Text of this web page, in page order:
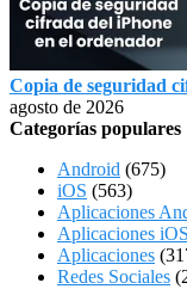
Copia de seguridad
agosto de 2026
Categorías populares
Android (675)
iOS (563)
Aplicaciones
Aplicaciones iOS
Aplicaciones
Redes Sociales